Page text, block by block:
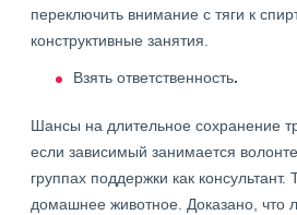
переключить внимание с тяги к
конструктивные занятия.
Взять ответственность.
Шансы на длительное сохранение
если зависимый занимается
группах поддержки как
домашнее животное. Доказано, что